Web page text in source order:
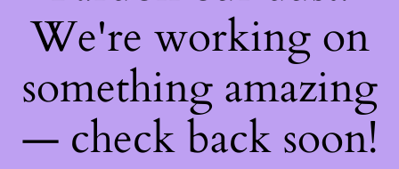
We're working on
something amazing
— check back soon!